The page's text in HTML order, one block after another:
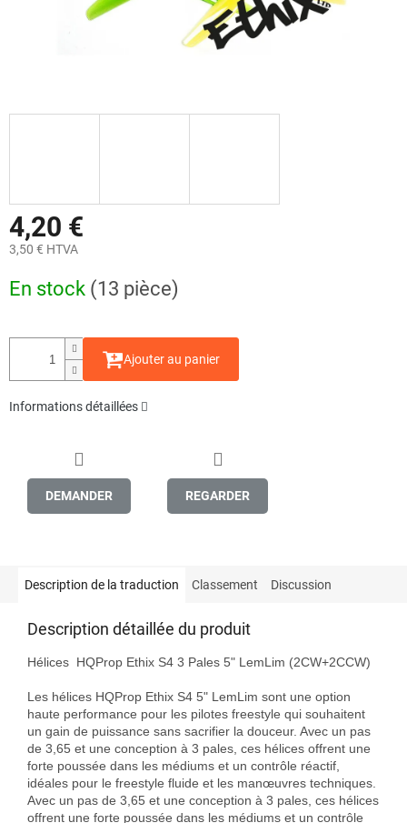
4,20 €
3,50 € HTVA
de
En stock (13 pièce)
Ajouter au panier
Informations détaillées
DEMANDER REGARDER
Description de la traduction Classement Discussion
Description détaillée du produit
Hélices  HQProp Ethix S4 3 Pales 5" LemLim (2CW+2CCW)
Les hélices HQProp Ethix S4 5" LemLim sont une option
haute performance pour les pilotes freestyle qui souhaitent
un gain de puissance sans sacrifier la douceur. Avec un pas
de 3,65 et une conception à 3 pales, ces hélices offrent une
forte poussée dans les médiums et un contrôle réactif,
idéales pour le freestyle fluide et les manœuvres techniques.
Avec un pas de 3,65 et une conception à 3 pales, ces hélices
offrent une forte poussée dans les médiums et un contrôle